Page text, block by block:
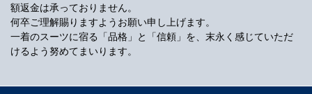
額返金は承っておりません。
何卒ご理解賜りますようお願い申し上げます。
一着のスーツに宿る「品格」と「信頼」を、末永く感じていただ
けるよう努めてまいります。